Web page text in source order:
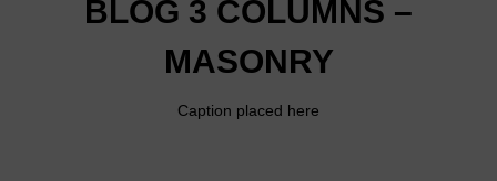
BLOG 3 COLUMNS –
MASONRY
Caption placed here